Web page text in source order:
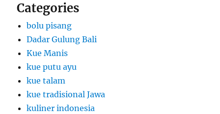
Categories
bolu pisang
Dadar Gulung Bali
Kue Manis
kue putu ayu
kue talam
kue tradisional Jawa
kuliner indonesia